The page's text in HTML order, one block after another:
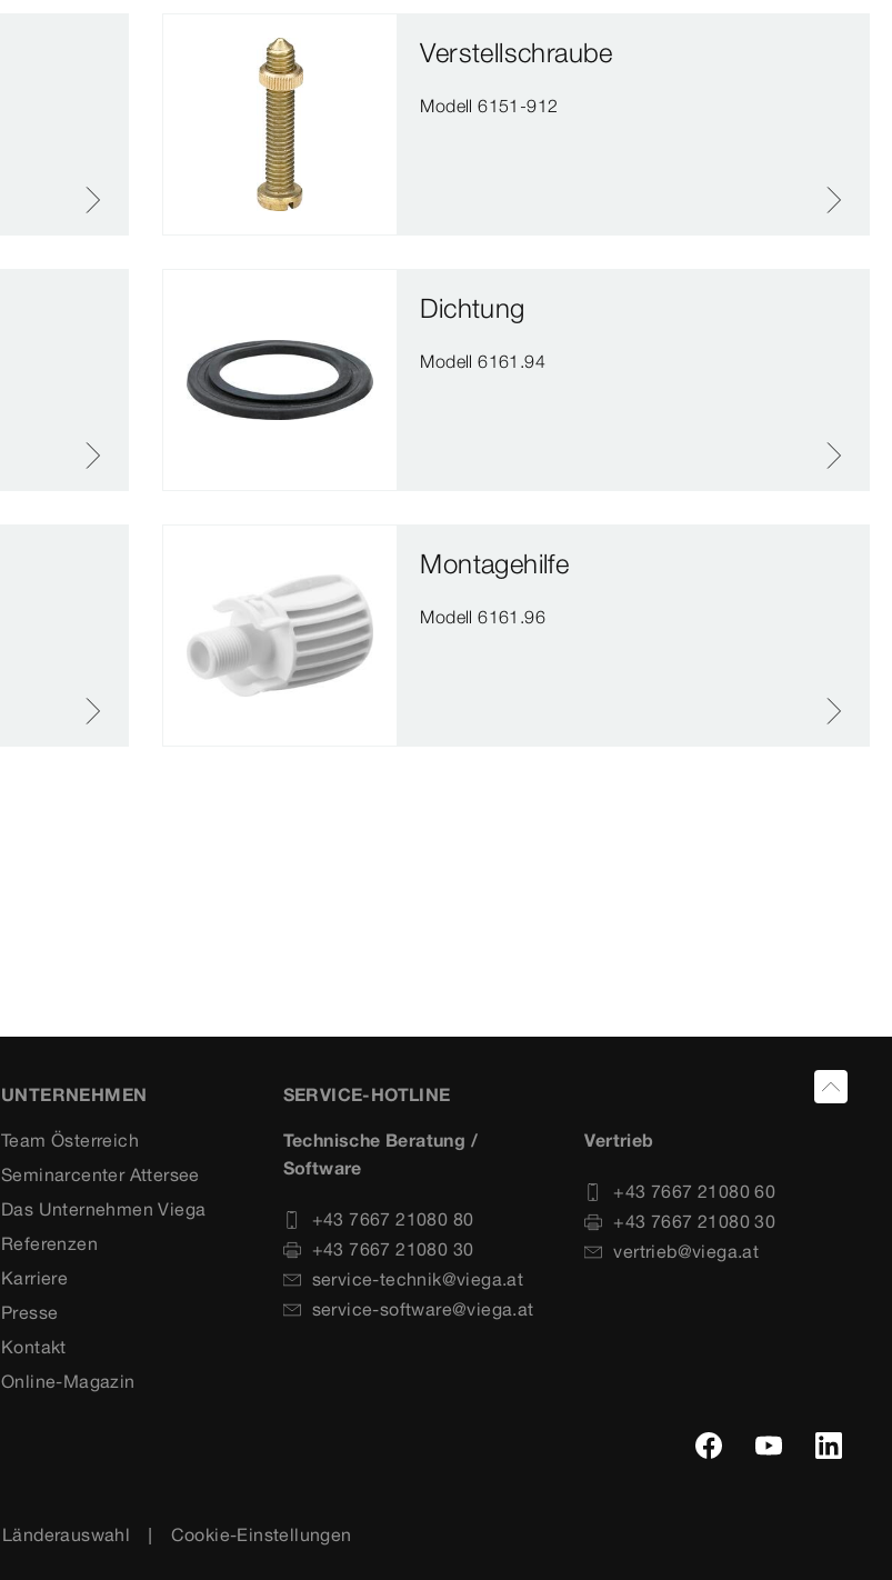
Verstellschraube
Modell 6151-912
Dichtung
Modell 6161.94
Montagehilfe
Modell 6161.96
UNTERNEHMEN
Team Österreich
Seminarcenter Attersee
Das Unternehmen Viega
Referenzen
Karriere
Presse
Kontakt
Online-Magazin
SERVICE-HOTLINE
Technische Beratung /
Software
+43 7667 21080 80
+43 7667 21080 30
service-technik@viega.at
service-software@viega.at
Vertrieb
+43 7667 21080 60
+43 7667 21080 30
vertrieb@viega.at
Länderauswahl Cookie-Einstellungen